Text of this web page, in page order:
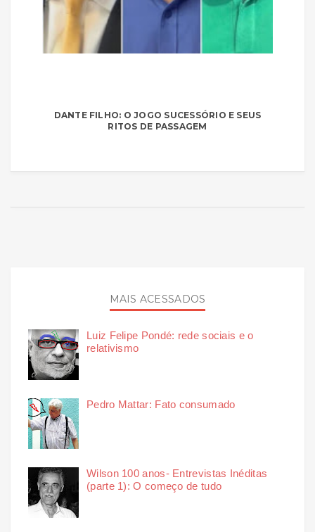
DANTE FILHO: O JOGO SUCESSÓRIO E SEUS
RITOS DE PASSAGEM
MAIS ACESSADOS
Luiz Felipe Pondé: rede sociais e o
relativismo
Pedro Mattar: Fato consumado
Wilson 100 anos- Entrevistas Inéditas
(parte 1): O começo de tudo